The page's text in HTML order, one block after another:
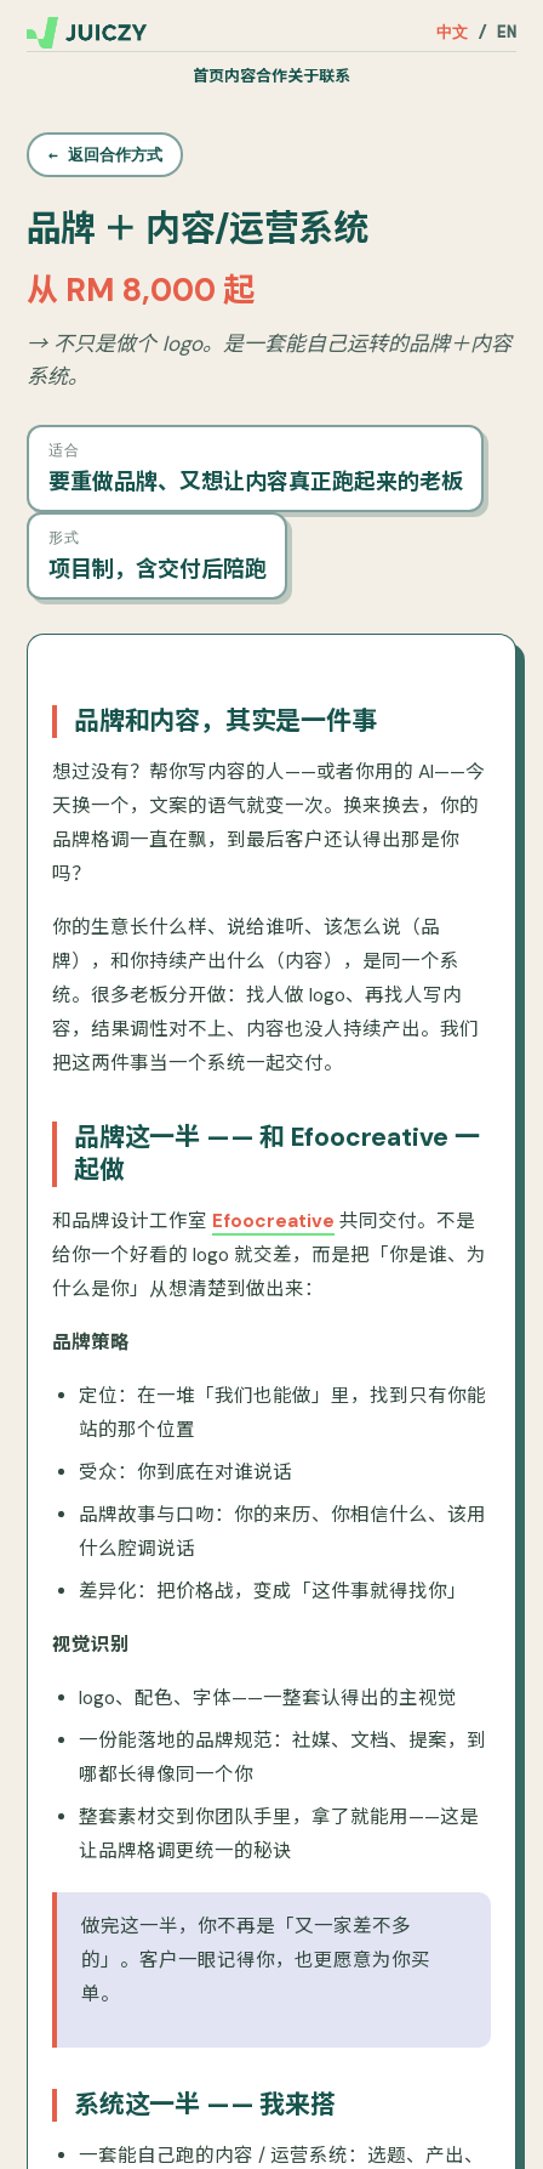
首页内容合作关于联系
中文 / EN
← 返回合作方式
品牌 ＋ 内容/运营系统
从 RM 8,000 起
→ 不只是做个 logo。是一套能自己运转的品牌＋内容
系统。
适合
要重做品牌、又想让内容真正跑起来的老板
形式
项目制，含交付后陪跑
品牌和内容，其实是一件事
想过没有？帮你写内容的人——或者你用的 AI——今
天换一个，文案的语气就变一次。换来换去，你的
品牌格调一直在飘，到最后客户还认得出那是你
吗？
你的生意长什么样、说给谁听、该怎么说（品
牌），和你持续产出什么（内容），是同一个系
统。很多老板分开做：找人做 logo、再找人写内
容，结果调性对不上、内容也没人持续产出。我们
把这两件事当一个系统一起交付。
品牌这一半 —— 和 Efoocreative 一
起做
和品牌设计工作室 Efoocreative 共同交付。不是
给你一个好看的 logo 就交差，而是把「你是谁、为
什么是你」从想清楚到做出来：
品牌策略
定位：在一堆「我们也能做」里，找到只有你能
站的那个位置
受众：你到底在对谁说话
品牌故事与口吻：你的来历、你相信什么、该用
什么腔调说话
差异化：把价格战，变成「这件事就得找你」
视觉识别
logo、配色、字体——一整套认得出的主视觉
一份能落地的品牌规范：社媒、文档、提案，到
哪都长得像同一个你
整套素材交到你团队手里，拿了就能用——这是
让品牌格调更统一的秘诀
做完这一半，你不再是「又一家差不多
的」。客户一眼记得你，也更愿意为你买
单。
系统这一半 —— 我来搭
一套能自己跑的内容 / 运营系统：选题、产出、